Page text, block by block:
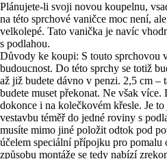
Plánujete-li svoji novou koupelnu,
na této sprchové vaničce moc není,
velkolepé. Tato vanička je navíc
s podlahou.
Důvody ke koupi: S touto sprchovou
budoucnost. Do této sprchy se totiž
až již budete dávno v penzi. 2,5 cm –
budete muset překonat. Ne však více.
dokonce i na kolečkovém křesle. Je
vestavbu téměř do jedné roviny s
musíte mimo jiné položit odtok pod
účelem speciální přípojku pro
způsobu montáže se tedy nabízí